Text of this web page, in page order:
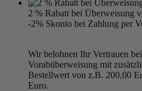
2 % Rabatt bei Überweisung
-2% Skonto bei Zahlung per
Wir belohnen Ihr Vertrauen
Vorabüberweisung mit
Bestellwert von z.B. 200,00
Euro.